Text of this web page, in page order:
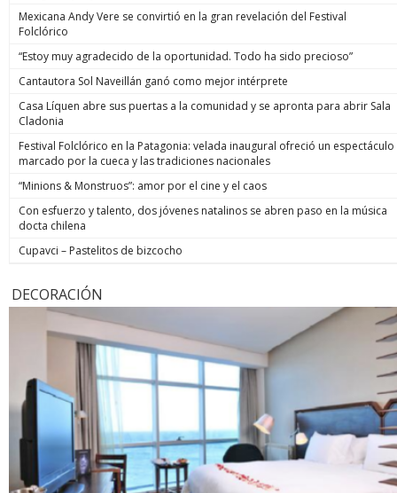
Mexicana Andy Vere se convirtió en la gran revelación del Festival
Folclórico
“Estoy muy agradecido de la oportunidad. Todo ha sido precioso”
Cantautora Sol Naveillán ganó como mejor intérprete
Casa Líquen abre sus puertas a la comunidad y se apronta para abrir Sala
Cladonia
Festival Folclórico en la Patagonia: velada inaugural ofreció un espectáculo
marcado por la cueca y las tradiciones nacionales
“Minions & Monstruos”: amor por el cine y el caos
Con esfuerzo y talento, dos jóvenes natalinos se abren paso en la música
docta chilena
Cupavci – Pastelitos de bizcocho
DECORACIÓN